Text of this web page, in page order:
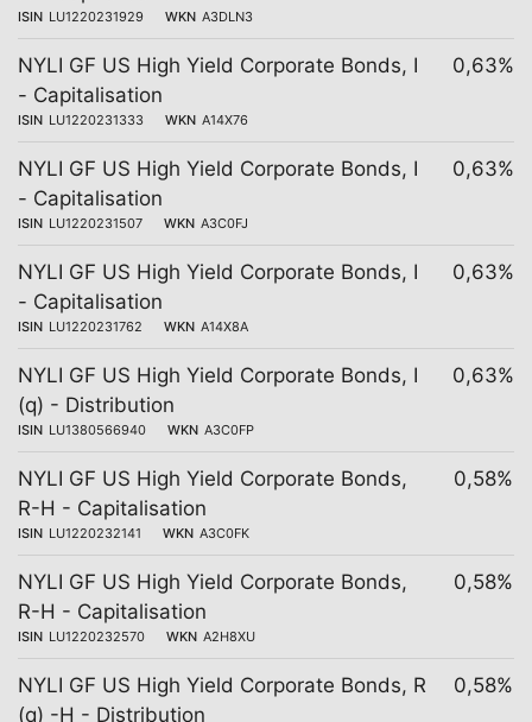
ISIN LU1220231929 WKN A3DLN3
NYLI GF US High Yield Corporate Bonds, I
- Capitalisation
ISIN LU1220231333 WKN A14X76
0,63%
NYLI GF US High Yield Corporate Bonds, I
- Capitalisation
ISIN LU1220231507 WKN A3C0FJ
0,63%
NYLI GF US High Yield Corporate Bonds, I
- Capitalisation
ISIN LU1220231762 WKN A14X8A
0,63%
NYLI GF US High Yield Corporate Bonds, I
(q) - Distribution
ISIN LU1380566940 WKN A3C0FP
0,63%
NYLI GF US High Yield Corporate Bonds,
R-H - Capitalisation
ISIN LU1220232141 WKN A3C0FK
0,58%
NYLI GF US High Yield Corporate Bonds,
R-H - Capitalisation
ISIN LU1220232570 WKN A2H8XU
0,58%
NYLI GF US High Yield Corporate Bonds, R
(q) -H - Distribution
0,58%